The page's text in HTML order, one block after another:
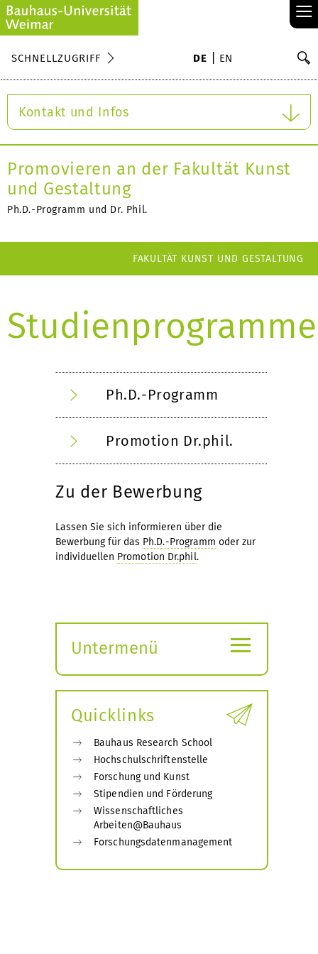
≡
SCHNELLZUGRIFF DE EN
Kontakt und Infos
Promovieren an der Fakultät Kunst
und Gestaltung
Ph.D.-Programm und Dr. Phil.
FAKULTÄT KUNST UND GESTALTUNG
Studienprogramme
Ph.D.-Programm
Promotion Dr.phil.
Zu der Bewerbung
Lassen Sie sich informieren über die
Bewerbung für das Ph.D.-Programm oder zur
individuellen Promotion Dr.phil.
Untermenü
öffnen
≡
Quicklinks
Bauhaus Research School
Hochschulschriftenstelle
Forschung und Kunst
Stipendien und Förderung
Wissenschaftliches
Arbeiten@Bauhaus
Forschungsdatenmanagement